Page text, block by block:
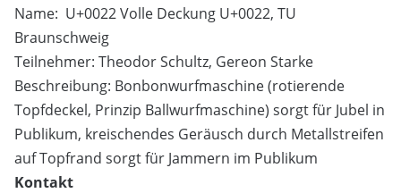
Name: U+0022 Volle Deckung U+0022, TU
Braunschweig
Teilnehmer: Theodor Schultz, Gereon Starke
Beschreibung: Bonbonwurfmaschine (rotierende
Topfdeckel, Prinzip Ballwurfmaschine) sorgt für Jubel in
Publikum, kreischendes Geräusch durch Metallstreifen
auf Topfrand sorgt für Jammern im Publikum
Kontakt